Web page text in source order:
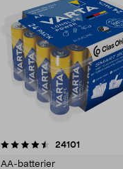
24101
AA-batterier
4.5av 5 stjerner